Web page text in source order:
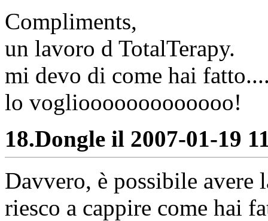
Compliments,
un lavoro d TotalTerapy.
mi devo di come hai
lo vogliooooooooooooo!
18.Dongle il 2007-01-19
Davvero, è possibile avere
riesco a cappire come hai